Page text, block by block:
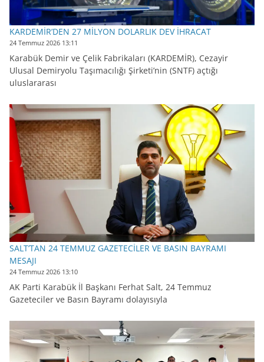
KARDEMİR’DEN 27 MİLYON DOLARLIK DEV İHRACAT
24 Temmuz 2026 13:11
Karabük Demir ve Çelik Fabrikaları (KARDEMİR), Cezayir
Ulusal Demiryolu Taşımacılığı Şirketi’nin (SNTF) açtığı
uluslararası
SALT’TAN 24 TEMMUZ GAZETECİLER VE BASIN BAYRAMI
MESAJI
24 Temmuz 2026 13:10
AK Parti Karabük İl Başkanı Ferhat Salt, 24 Temmuz
Gazeteciler ve Basın Bayramı dolayısıyla